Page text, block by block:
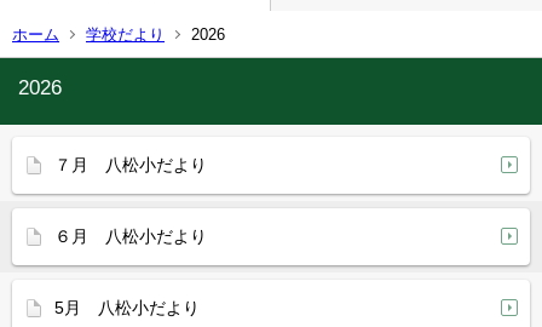
ホーム 学校だより 2026
2026
７月 八松小だより
６月 八松小だより
5月 八松小だより